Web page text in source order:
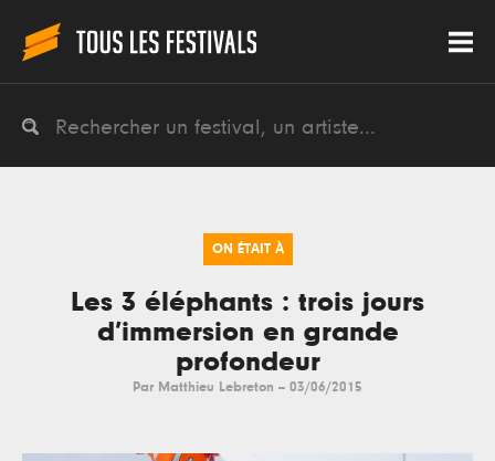
ON ÉTAIT À
Les 3 éléphants : trois jours
d’immersion en grande
profondeur
Par Matthieu Lebreton -- 03/06/2015